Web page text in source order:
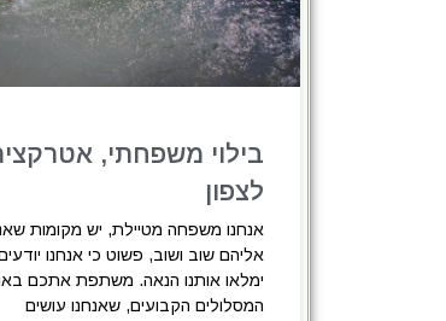
בילוי משפחתי,
לצפון
אנחנו משפחה מטיילת, יש מקומות
אליהם שוב ושוב, פשוט כי אנחנו
ימלאו אותנו הנאה. משתפת אתכם
המסלולים הקבועים, שאנחנו עושים